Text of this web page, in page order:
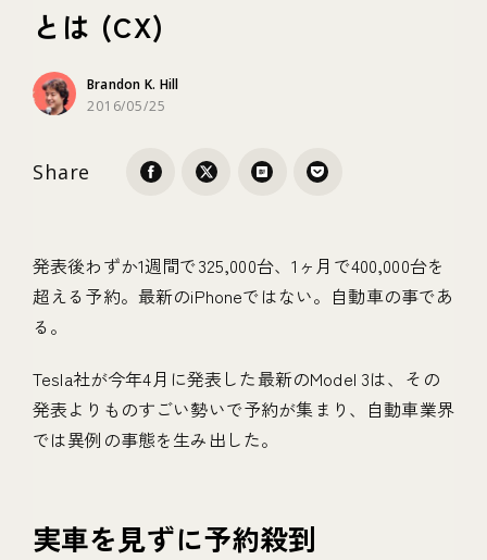
ブランディング
とは (CX)
Brandon K. Hill
2016/05/25
Share
発表後わずか1週間で325,000台、1ヶ月で400,000台を
超える予約。最新のiPhoneではない。自動車の事であ
る。
Tesla社が今年4月に発表した最新のModel 3は、その
発表よりものすごい勢いで予約が集まり、自動車業界
では異例の事態を生み出した。
実車を見ずに予約殺到